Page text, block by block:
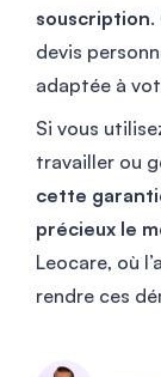
souscription.
devis
adaptée à
Si vous
travailler ou
cette
précieux le
Leocare, où
rendre ces